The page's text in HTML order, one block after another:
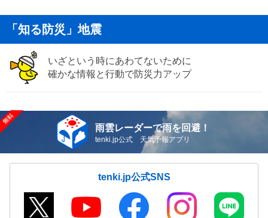
「知る防災」地震
いざという時にあわてないために
確かな情報と行動で防災力アップ
雨雲レーダーで雨を回避！
tenki.jp公式 天気予報アプリ
tenki.jp公式SNS